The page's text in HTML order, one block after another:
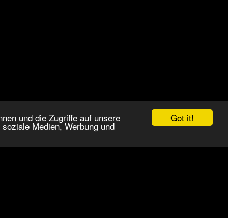
Got it!
und die Zugriffe auf unsere
Medien, Werbung und